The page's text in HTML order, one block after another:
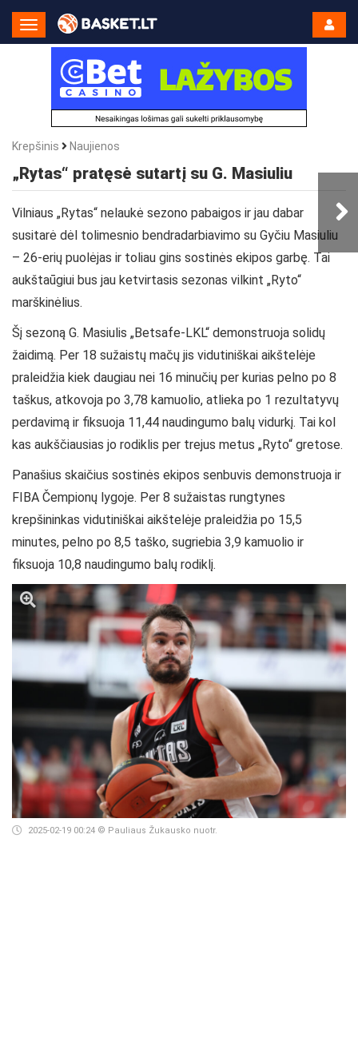
Toggle
Navigation
Krepšinis Naujienos
„Rytas“ pratęsė sutartį su G. Masiuliu
Vilniaus „Rytas“ nelaukė sezono pabaigos ir jau dabar
susitarė dėl tolimesnio bendradarbiavimo su Gyčiu Masiuliu
– 26-erių puolėjas ir toliau gins sostinės ekipos garbę. Tai
aukštaūgiui bus jau ketvirtasis sezonas vilkint „Ryto“
marškinėlius.
Šį sezoną G. Masiulis „Betsafe-LKL“ demonstruoja solidų
žaidimą. Per 18 sužaistų mačų jis vidutiniškai aikštelėje
praleidžia kiek daugiau nei 16 minučių per kurias pelno po 8
taškus, atkovoja po 3,78 kamuolio, atlieka po 1 rezultatyvų
perdavimą ir fiksuoja 11,44 naudingumo balų vidurkį. Tai kol
kas aukščiausias jo rodiklis per trejus metus „Ryto“ gretose.
Panašius skaičius sostinės ekipos senbuvis demonstruoja ir
FIBA Čempionų lygoje. Per 8 sužaistas rungtynes
krepšininkas vidutiniškai aikštelėje praleidžia po 15,5
minutes, pelno po 8,5 taško, sugriebia 3,9 kamuolio ir
fiksuoja 10,8 naudingumo balų rodiklį.
2025-02-19 00:24 © Pauliaus Žukausko nuotr.